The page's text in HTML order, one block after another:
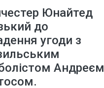
Юнайтед
до
угоди з
Андреєм